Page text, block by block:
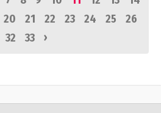
20 21 22 23 24 25
26
32 33 ›